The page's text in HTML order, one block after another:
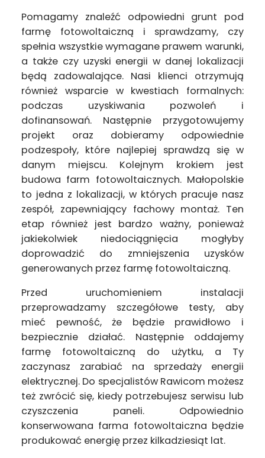
Pomagamy znaleźć odpowiedni grunt pod
farmę fotowoltaiczną i sprawdzamy, czy
spełnia wszystkie wymagane prawem warunki,
a także czy uzyski energii w danej lokalizacji
będą zadowalające. Nasi klienci otrzymują
również wsparcie w kwestiach formalnych:
podczas uzyskiwania pozwoleń i
dofinansowań. Następnie przygotowujemy
projekt oraz dobieramy odpowiednie
podzespoły, które najlepiej sprawdzą się w
danym miejscu. Kolejnym krokiem jest
budowa farm fotowoltaicznych. Małopolskie
to jedna z lokalizacji, w których pracuje nasz
zespół, zapewniający fachowy montaż. Ten
etap również jest bardzo ważny, ponieważ
jakiekolwiek niedociągnięcia mogłyby
doprowadzić do zmniejszenia uzysków
generowanych przez farmę fotowoltaiczną.
Przed uruchomieniem instalacji
przeprowadzamy szczegółowe testy, aby
mieć pewność, że będzie prawidłowo i
bezpiecznie działać. Następnie oddajemy
farmę fotowoltaiczną do użytku, a Ty
zaczynasz zarabiać na sprzedaży energii
elektrycznej. Do specjalistów Rawicom możesz
też zwrócić się, kiedy potrzebujesz serwisu lub
czyszczenia paneli. Odpowiednio
konserwowana farma fotowoltaiczna będzie
produkować energię przez kilkadziesiąt lat.